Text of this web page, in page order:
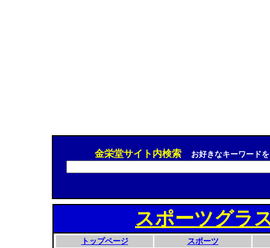
金栄堂サイト内検索 お好きなキーワード